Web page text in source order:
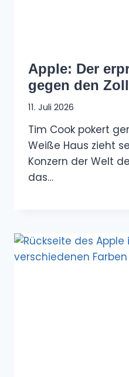
Apple: Der
gegen den
11. Juli 2026
Tim Cook pokert
Weiße Haus zieht
Konzern der Welt
das…